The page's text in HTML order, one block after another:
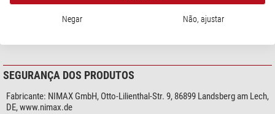
As vantagens em síntese:
Conexão (lado da ocular)
1,25"
Número de lentes
SEGURANÇA DOS PRODUTOS
Fabricante: NIMAX GmbH, Otto-Lilienthal-Str. 9, 86899 Landsberg am Lech,
DE, www.nimax.de
Negar Não, ajustar